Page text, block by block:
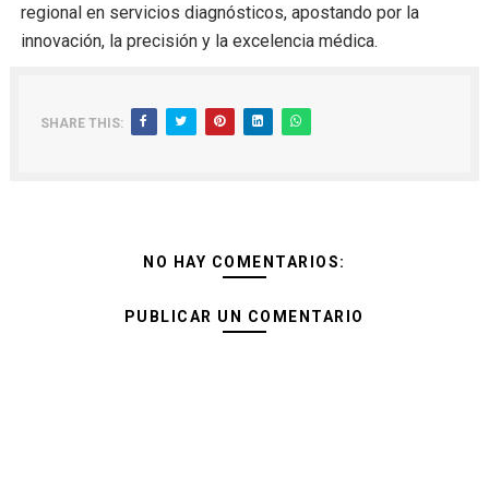
regional en servicios diagnósticos, apostando por la
innovación, la precisión y la excelencia médica.
SHARE THIS:
NO HAY COMENTARIOS:
PUBLICAR UN COMENTARIO